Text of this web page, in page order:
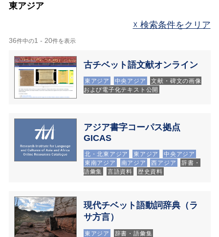
東アジア
☓ 検索条件をクリア
36件中の1 - 20件を表示
古チベット語文献オンライン
東アジア 中央アジア
文献・碑文の画像
および電子化テキスト公開
アジア書字コーパス拠点
GICAS
北・北東アジア 東アジア
中央アジア
東南アジア
南アジア 西アジア
辞書・
語彙集
言語資料 歴史資料
現代チベット語動詞辞典（ラ
サ方言）
東アジア 辞書・語彙集